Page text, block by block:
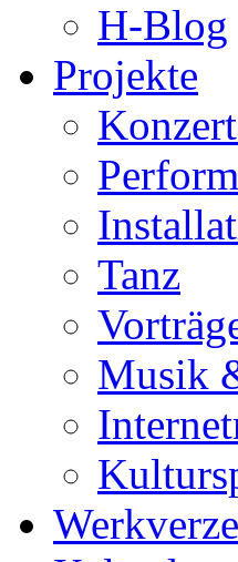
H-Blog
Projekte
Tanz
Musik